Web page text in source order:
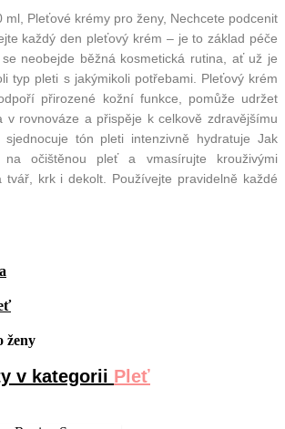
ml, Pleťové krémy pro ženy, Nechcete podcenit
každý den pleťový krém – je to základ péče
neobejde běžná kosmetická rutina, ať už je
typ pleti s jakýmikoli potřebami. Pleťový krém
přirozené kožní funkce, pomůže udržet
v rovnováze a přispěje k celkově zdravějšímu
sjednocuje tón pleti intenzivně hydratuje Jak
na očištěnou pleť a vmasírujte krouživými
tvář, krk i dekolt. Používejte pravidelně každé
ženy
v kategorii Pleť